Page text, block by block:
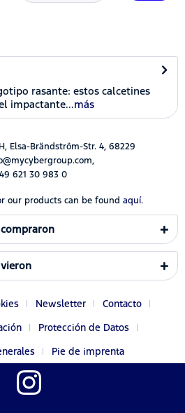
rasante: estos calcetines
impactante...más
Elsa-Brändström-Str. 4, 68229
621 30 983 0
our products can be found aquí.
Newsletter
Contacto
Protección de Datos
Pie de imprenta